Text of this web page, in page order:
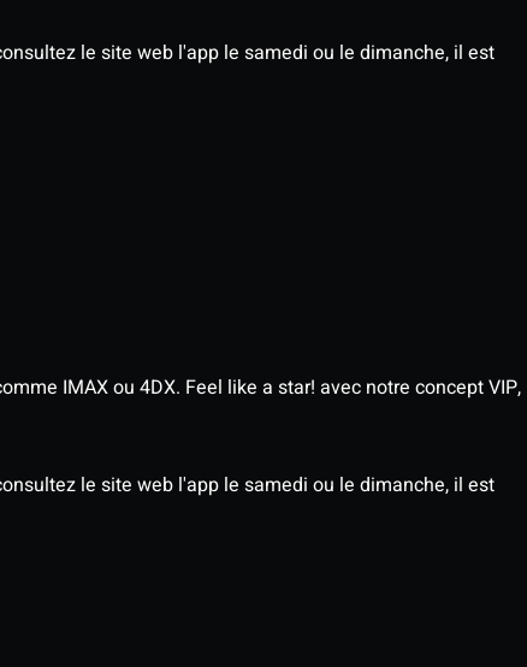
le site web l'app le samedi ou le dimanche, il est
IMAX ou 4DX. Feel like a star! avec notre concept VIP,
le site web l'app le samedi ou le dimanche, il est